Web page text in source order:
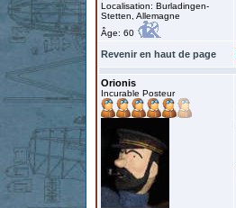
Localisation: Burladingen-
Stetten, Allemagne
Âge: 60
Revenir en haut de page
Orionis
Incurable Posteur